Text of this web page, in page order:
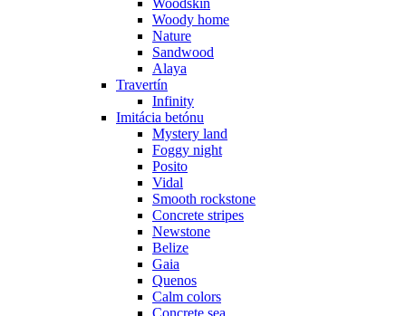
Woody home
Nature
Sandwood
Alaya
Travertín
Infinity
Imitácia betónu
Mystery land
Foggy night
Posito
Vidal
Smooth rockstone
Concrete stripes
Newstone
Belize
Gaia
Quenos
Calm colors
Concrete sea